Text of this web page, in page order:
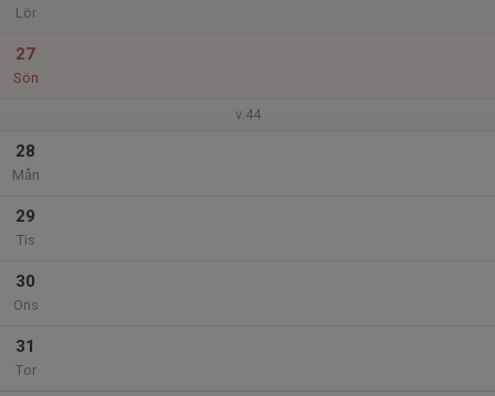
Lör
27
Sön
v.44
28
Mån
29
Tis
30
Ons
31
Tor